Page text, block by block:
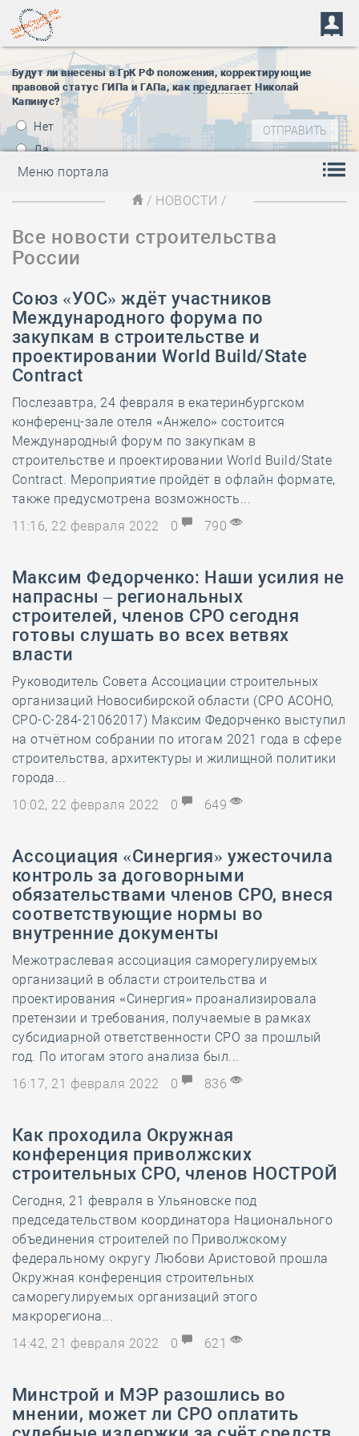
Будут ли внесены в ГрК РФ положения, корректирующие
правовой статус ГИПа и ГАПа, как предлагает Николай
Капинус?
Нет
Да
Меню портала
/ НОВОСТИ /
Все новости строительства
России
Союз «УОС» ждёт участников
Международного форума по
закупкам в строительстве и
проектировании World Build/State
Contract
Послезавтра, 24 февраля в екатеринбургском
конференц-зале отеля «Анжело» состоится
Международный форум по закупкам в
строительстве и проектировании World Build/State
Contract. Мероприятие пройдёт в офлайн формате,
также предусмотрена возможность...
11:16, 22 февраля 2022
0 790
Максим Федорченко: Наши усилия не
напрасны – региональных
строителей, членов СРО сегодня
готовы слушать во всех ветвях
власти
Руководитель Совета Ассоциации строительных
организаций Новосибирской области (СРО АСОНО,
СРО-С-284-21062017) Максим Федорченко выступил
на отчётном собрании по итогам 2021 года в сфере
строительства, архитектуры и жилищной политики
города...
10:02, 22 февраля 2022
0 649
Ассоциация «Синергия» ужесточила
контроль за договорными
обязательствами членов СРО, внеся
соответствующие нормы во
внутренние документы
Межотраслевая ассоциация саморегулируемых
организаций в области строительства и
проектирования «Синергия» проанализировала
претензии и требования, получаемые в рамках
субсидиарной ответственности СРО за прошлый
год. По итогам этого анализа был...
16:17, 21 февраля 2022
0 836
Как проходила Окружная
конференция приволжских
строительных СРО, членов НОСТРОЙ
Сегодня, 21 февраля в Ульяновске под
председательством координатора Национального
объединения строителей по Приволжскому
федеральному округу Любови Аристовой прошла
Окружная конференция строительных
саморегулируемых организаций этого
макрорегиона...
14:42, 21 февраля 2022
0 621
Минстрой и МЭР разошлись во
мнении, может ли СРО оплатить